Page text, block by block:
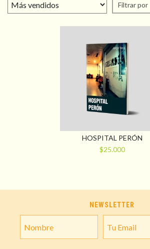
Filtrar por
HOSPITAL PERÓN
$25.000
NEWSLETTER